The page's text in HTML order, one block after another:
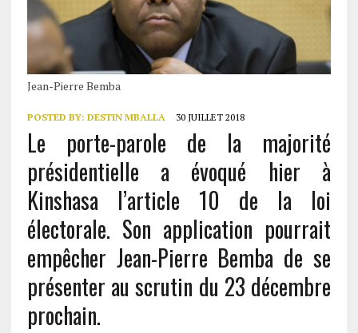
Jean-Pierre Bemba
POSTED BY: DESTIN MBALLA 30 JUILLET 2018
Le porte-parole de la majorité
présidentielle a évoqué hier à
Kinshasa l’article 10 de la loi
électorale. Son application pourrait
empêcher Jean-Pierre Bemba de se
présenter au scrutin du 23 décembre
prochain.